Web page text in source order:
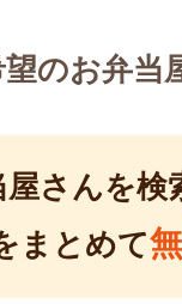
のお弁当
さんを検
まとめて